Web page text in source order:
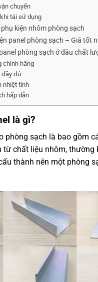
chuyển
tái sử dụng
kiện nhôm phòng sạch
panel phòng sạch – Giá tốt
phòng sạch ở đâu chất
chính hãng
đầy đủ
nhiệt tình
hấp dẫn
là gì?
phòng sạch là bao gồm
từ chất liệu nhôm, thường
thành nên một phòng